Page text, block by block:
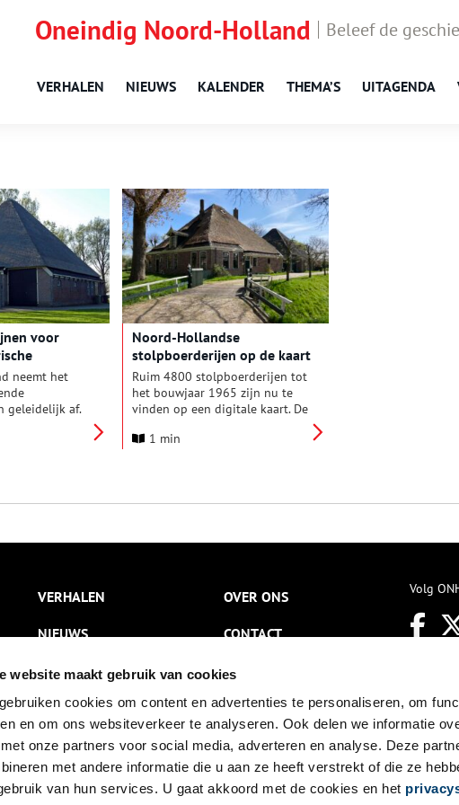
website maakt gebruik van cookies
cookies om content en advertenties te personaliseren, om
en om ons websiteverkeer te analyseren. Ook delen we informatie
onze partners voor social media, adverteren en analyse. Deze
met andere informatie die u aan ze heeft verstrekt of die ze
van hun services. U gaat akkoord met de cookies en het
Oneindig Noord-Holland Beleef de
VERHALEN NIEUWS KALENDER THEMA’S UITAGENDA
voor
Noord-
neemt het
geleidelijk af.
Noord-
en te
een aantal
Noord-Hollandse
stolpboerderijen op de kaart
gezet
Ruim 4800 stolpboerderijen tot
het bouwjaar 1965 zijn nu te
vinden op een digitale kaart. De
19 april gepresenteerd tijdens
1 min
VERHALEN
NIEUWS
KALENDER
THEMA’S
ACTIVITEITEN
VIDEO’S
OVER ONS
CONTACT
NIEUWSBRIEF
DISCLAIMER
PRIVACY
TOEGANKELIJKHEID
Volg